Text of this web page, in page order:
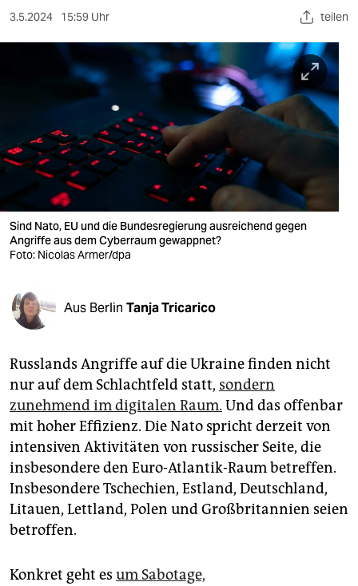
kultur
sport
wahrheit
verlag
veranstaltungen
fragen & hilfe
abo
genossenschaft
epaper login
3.5.2024 15:59 Uhr teilen
Sind Nato, EU und die Bundesregierung ausreichend gegen
Angriffe aus dem Cyberraum gewappnet?
Foto: Nicolas Armer/dpa
Aus Berlin Tanja Tricarico
Russlands Angriffe auf die Ukraine finden nicht
nur auf dem Schlachtfeld statt, sondern
zunehmend im digitalen Raum. Und das offenbar
mit hoher Effizienz. Die Nato spricht derzeit von
intensiven Aktivitäten von russischer Seite, die
insbesondere den Euro-Atlantik-Raum betreffen.
Insbesondere Tschechien, Estland, Deutschland,
Litauen, Lettland, Polen und Großbritannien seien
betroffen.
Konkret geht es um Sabotage,